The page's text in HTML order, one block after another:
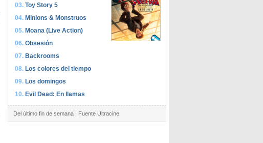
Toy Story 5
Minions & Monstruos
Moana (Live Action)
Obsesión
Backrooms
Los colores del tiempo
Los domingos
Evil Dead: En llamas
Del último fin de semana | Fuente Ultracine